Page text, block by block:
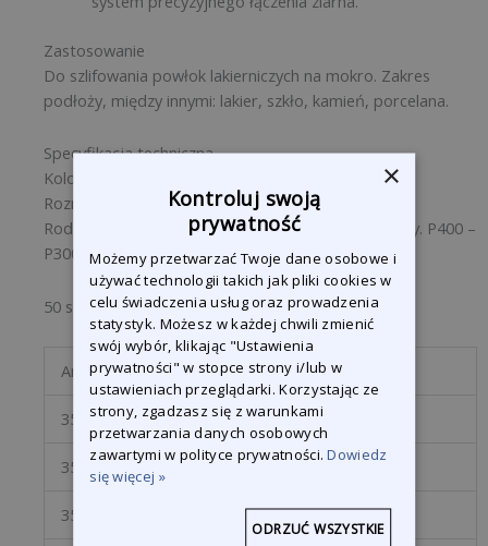
Zastosowanie
Do szlifowania powłok lakierniczych na mokro. Zakres
podłoży, między innymi: lakier, szkło, kamień, porcelana.
Specyfikacja techniczna
Kolor: Czarny
Rozmiar: 230 x 280 mm
Rodzaje ziarna: P80 – P360 Tlenek glinu, półotwarty. P400 –
P3000 Węglik krzemu, zamknięty
50 szt. w opakowaniu. 15 wersje.
Art.Nr. Variante
35000600 P600
35000800 P800
35001000 P1000
×
Kontroluj swoją
prywatność
Możemy przetwarzać Twoje dane osobowe i
używać technologii takich jak pliki cookies w
celu świadczenia usług oraz prowadzenia
statystyk. Możesz w każdej chwili zmienić
swój wybór, klikając "Ustawienia
prywatności" w stopce strony i/lub w
ustawieniach przeglądarki. Korzystając ze
strony, zgadzasz się z warunkami
przetwarzania danych osobowych
zawartymi w polityce prywatności.Dowiedz
się więcej »
ODRZUĆ WSZYSTKIE